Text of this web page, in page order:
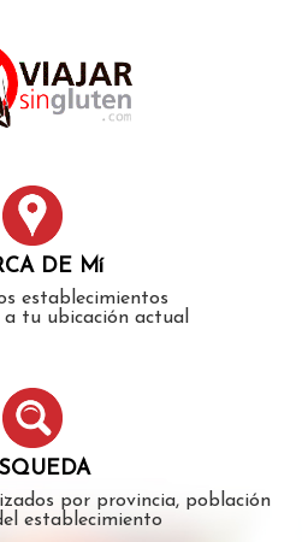
DE Mí
establecimientos
tu ubicación actual
por provincia, población
establecimiento
declaration for domain group
3b0205284212. Please add it to
Manager to authorize